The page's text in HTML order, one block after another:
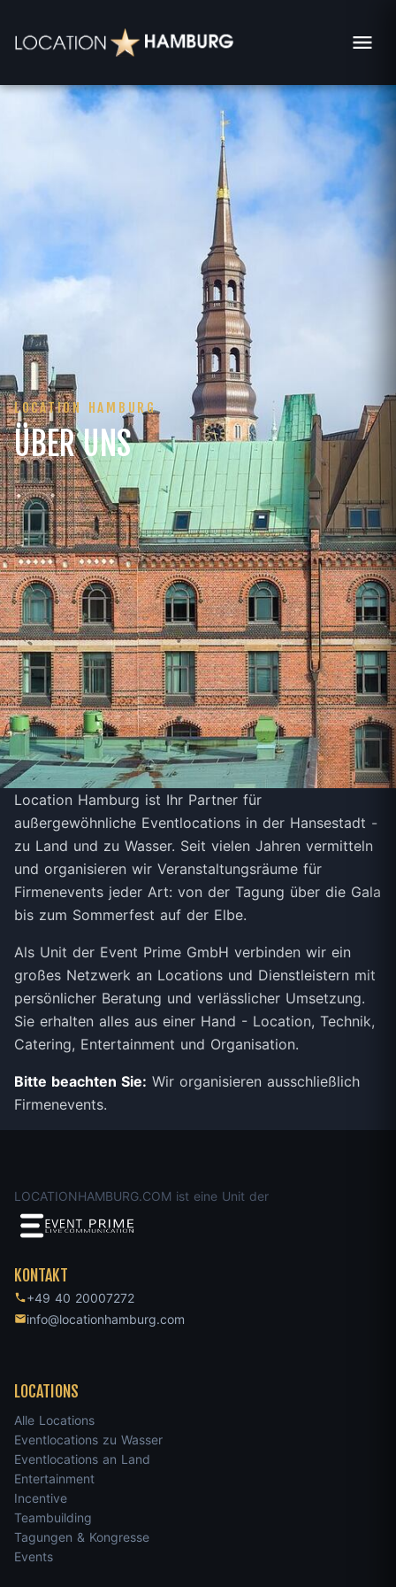
LOCATION HAMBURG
ÜBER UNS
Location Hamburg ist Ihr Partner für
außergewöhnliche Eventlocations in der Hansestadt -
zu Land und zu Wasser. Seit vielen Jahren vermitteln
und organisieren wir Veranstaltungsräume für
Firmenevents jeder Art: von der Tagung über die Gala
bis zum Sommerfest auf der Elbe.
Als Unit der Event Prime GmbH verbinden wir ein
großes Netzwerk an Locations und Dienstleistern mit
persönlicher Beratung und verlässlicher Umsetzung.
Sie erhalten alles aus einer Hand - Location, Technik,
Catering, Entertainment und Organisation.
Bitte beachten Sie: Wir organisieren ausschließlich
Firmenevents.
LOCATIONHAMBURG.COM ist eine Unit der
KONTAKT
+49 40 20007272
info@locationhamburg.com
LOCATIONS
Alle Locations
Eventlocations zu Wasser
Eventlocations an Land
Entertainment
Incentive
Teambuilding
Tagungen & Kongresse
Events